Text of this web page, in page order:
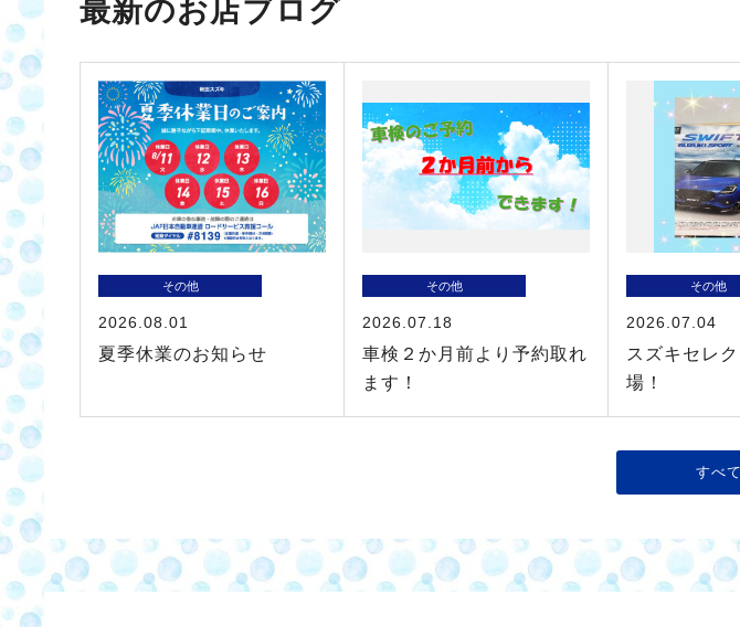
最新のお店ブログ
その他
2026.08.01
夏季休業のお知らせ
その他
2026.07.18
車検２か月前より予約取れ
ます！
その他
2026.07.04
スズキセレ
場！
すべ